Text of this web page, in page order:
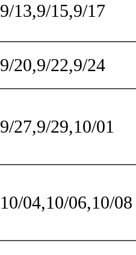
9/13,9/15,9/17
9/20,9/22,9/24
9/27,9/29,10/01
10/04,10/06,10/